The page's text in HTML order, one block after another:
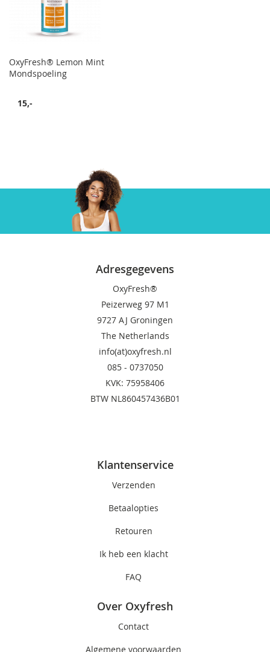
OxyFresh® Lemon Mint
Mondspoeling
15,-
Adresgegevens
OxyFresh®
Peizerweg 97 M1
9727 AJ Groningen
The Netherlands
info(at)oxyfresh.nl
085 - 0737050
KVK: 75958406
BTW NL860457436B01
Klantenservice
Verzenden
Betaalopties
Retouren
Ik heb een klacht
FAQ
Over Oxyfresh
Contact
Algemene voorwaarden